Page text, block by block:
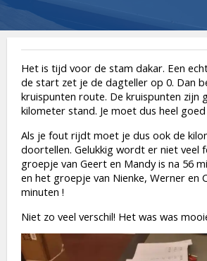
Het is tijd voor de stam dakar. Een
de start zet je de dagteller op 0. Dan
kruispunten route. De kruispunten zijn
kilometer stand. Je moet dus heel
Als je fout rijdt moet je dus ook de
doortellen. Gelukkig wordt er niet veel
groepje van Geert en Mandy is na 56
en het groepje van Nienke, Werner en
minuten !
Niet zo veel verschil! Het was was